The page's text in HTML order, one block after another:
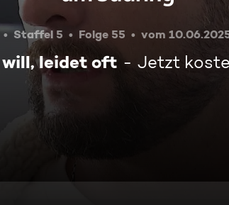
Staffel 5 Folge 55 vom
will, leidet oft Jetzt